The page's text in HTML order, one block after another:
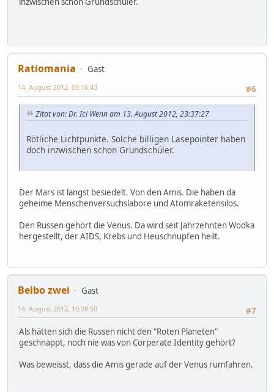
Ratiomania
Gast
#6
14. August 2012, 05:16:43
Zitat von: Dr. Ici Wenn am 13. August 2012, 23:37:27
Rötliche Lichtpunkte. Solche billigen Lasepointer haben
doch inzwischen schon Grundschüler.
Der Mars ist längst besiedelt. Von den Amis. Die haben da
geheime Menschenversuchslabore und Atomraketensilos.
Den Russen gehört die Venus. Da wird seit Jahrzehnten Wodka
hergestellt, der AIDS, Krebs und Heuschnupfen heilt.
Belbo zwei
Gast
#7
14. August 2012, 10:28:50
Als hätten sich die Russen nicht den "Roten Planeten"
geschnappt, noch nie was von Corperate Identity gehört?
Was beweisst, dass die Amis gerade auf der Venus rumfahren.